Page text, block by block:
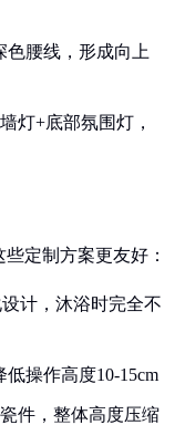
色腰线，形成向上
灯+底部氛围灯，
定制方案更友好：
设计，沐浴时完全不
低操作高度10-15cm
件，整体高度压缩